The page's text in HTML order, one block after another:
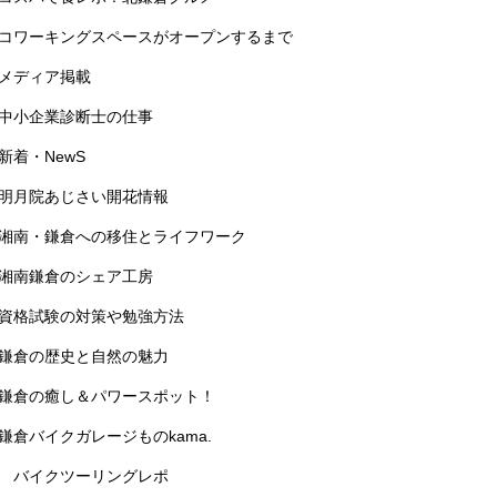
ワーキングスペースがオープンするまで
ディア掲載
小企業診断士の仕事
着・NewS
月院あじさい開花情報
南・鎌倉への移住とライフワーク
南鎌倉のシェア工房
格試験の対策や勉強方法
倉の歴史と自然の魅力
倉の癒し＆パワースポット！
倉バイクガレージものkama.
バイクツーリングレポ